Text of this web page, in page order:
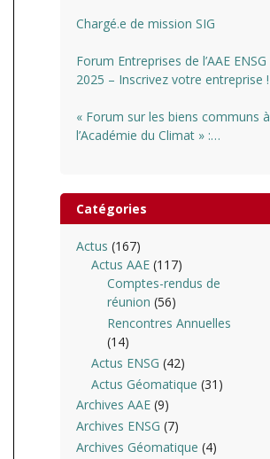
Chargé.e de mission SIG
Forum Entreprises de l’AAE ENSG
2025 – Inscrivez votre entreprise !
« Forum sur les biens communs à
l’Académie du Climat » :
Catégories
Actus (167)
Actus AAE (117)
Comptes-rendus de
réunion (56)
Rencontres Annuelles
(14)
Actus ENSG (42)
Actus Géomatique (31)
Archives AAE(9)
Archives ENSG (7)
Archives Géomatique (4)